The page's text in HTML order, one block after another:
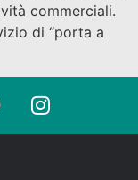
commerciali.
di “porta a